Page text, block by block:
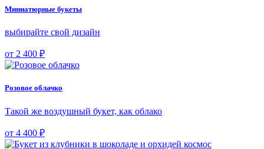
Миниатюрные букеты
выбирайте свой дизайн
от 2 400 ₽
Розовое облачко
Такой же воздушный букет, как облако
от 4 400 ₽